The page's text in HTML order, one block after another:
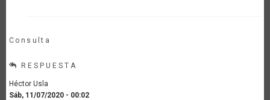
Consulta
RESPUESTA
Héctor Usla
Sáb, 11/07/2020 - 00:02